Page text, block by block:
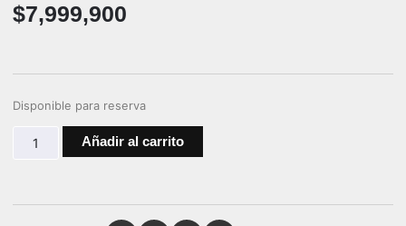
$7,999,900
Disponible para reserva
Añadir al carrito